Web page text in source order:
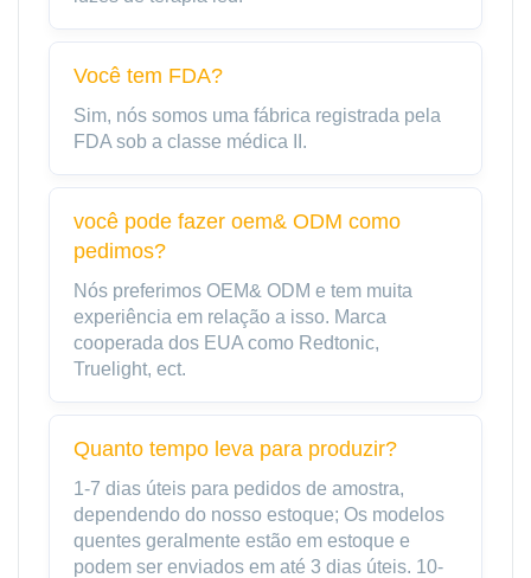
Você tem FDA?
Sim, nós somos uma fábrica registrada pela
FDA sob a classe médica II.
você pode fazer oem& ODM como
pedimos?
Nós preferimos OEM& ODM e tem muita
experiência em relação a isso. Marca
cooperada dos EUA como Redtonic,
Truelight, ect.
Quanto tempo leva para produzir?
1-7 dias úteis para pedidos de amostra,
dependendo do nosso estoque; Os modelos
quentes geralmente estão em estoque e
podem ser enviados em até 3 dias úteis. 10-